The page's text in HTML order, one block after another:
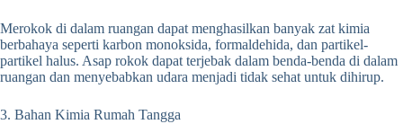
Merokok di dalam ruangan dapat menghasilkan banyak zat kimia
berbahaya seperti karbon monoksida, formaldehida, dan partikel-
partikel halus. Asap rokok dapat terjebak dalam benda-benda di dalam
ruangan dan menyebabkan udara menjadi tidak sehat untuk dihirup.
3. Bahan Kimia Rumah Tangga